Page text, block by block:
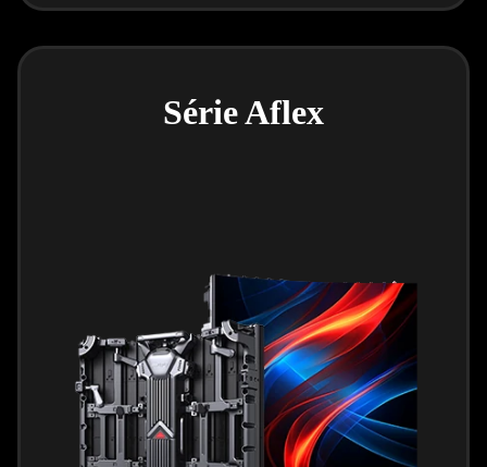
Série Aflex